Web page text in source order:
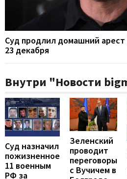
Суд продлил домашний
23 декабря
Внутри "Новости
Суд назначил
пожизненное
11 военным
РФ за
Зеленский
проводит
переговоры
с Вучичем в